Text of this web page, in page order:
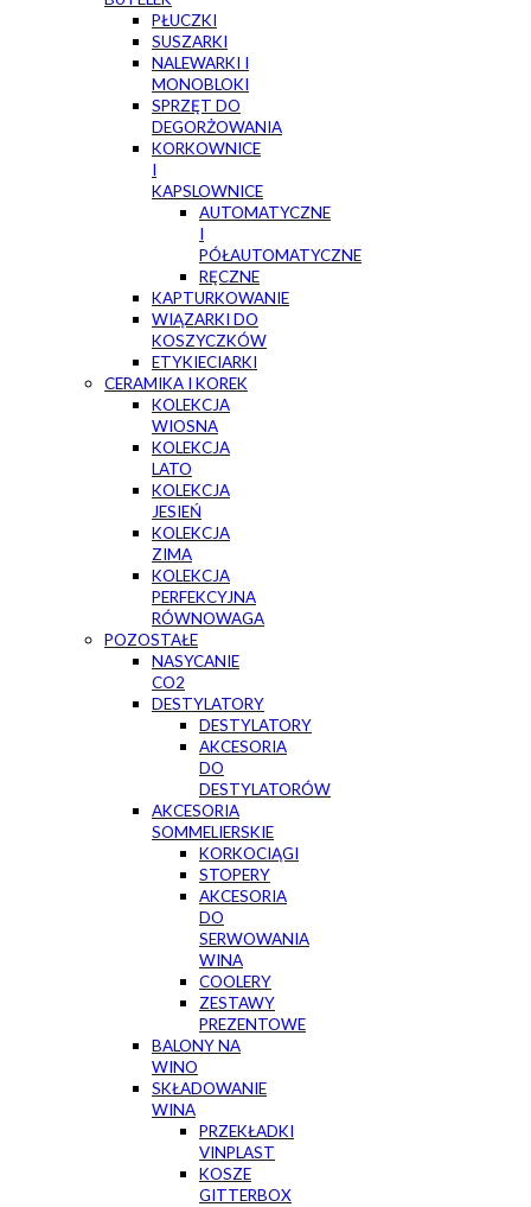
PŁUCZKI
SUSZARKI
NALEWARKI I
MONOBLOKI
SPRZĘT DO
DEGORŻOWANIA
KORKOWNICE
I
KAPSLOWNICE
AUTOMATYCZNE
I
PÓŁAUTOMATYCZNE
RĘCZNE
KAPTURKOWANIE
WIĄZARKI DO
KOSZYCZKÓW
ETYKIECIARKI
CERAMIKA I KOREK
KOLEKCJA
WIOSNA
KOLEKCJA
LATO
KOLEKCJA
JESIEŃ
KOLEKCJA
ZIMA
KOLEKCJA
PERFEKCYJNA
RÓWNOWAGA
POZOSTAŁE
NASYCANIE
CO2
DESTYLATORY
DESTYLATORY
AKCESORIA
DO
DESTYLATORÓW
AKCESORIA
SOMMELIERSKIE
KORKOCIĄGI
STOPERY
AKCESORIA
DO
SERWOWANIA
WINA
COOLERY
ZESTAWY
PREZENTOWE
BALONY NA
WINO
SKŁADOWANIE
WINA
PRZEKŁADKI
VINPLAST
KOSZE
GITTERBOX